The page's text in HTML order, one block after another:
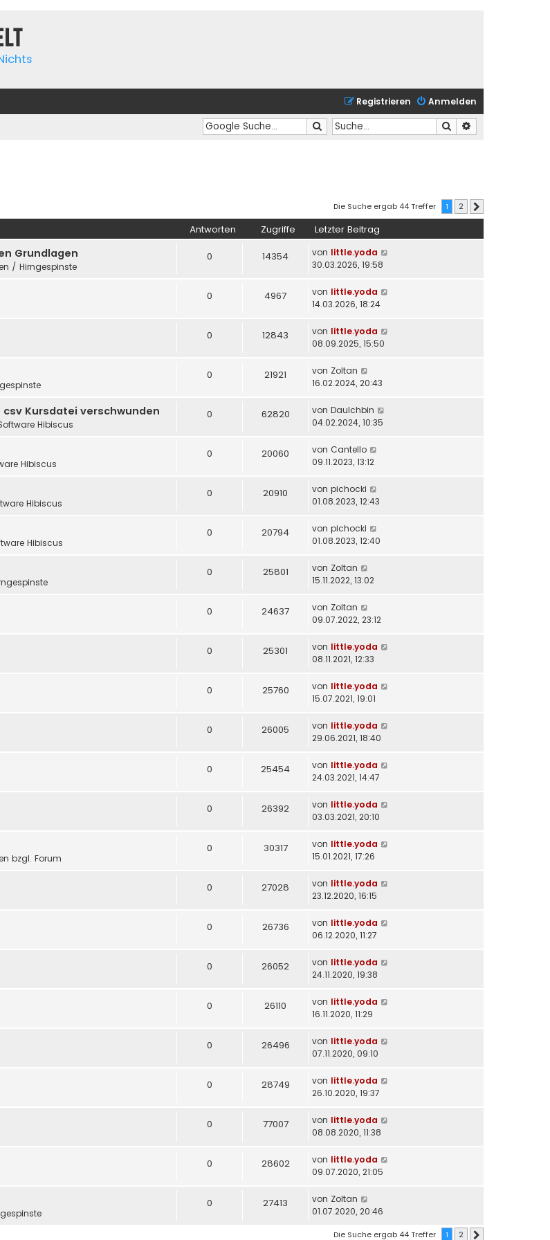
Anmelden
Registrieren
Suche
Suche
Die Suche ergab 44 Treffer 1 2
Antworten Zugriffe Letzter Beitrag
Grundlagen
/ Hirngespinste
0 14354 von little.yoda
30.03.2026, 19:58
0 4967 von little.yoda
14.03.2026, 18:24
0 12843 von little.yoda
08.09.2025, 15:50
0 21921 von Zoltan
16.02.2024, 20:43
Kursdatei verschwunden
Hibiscus
0 62820 von DauIchbin
04.02.2024, 10:35
Hibiscus
0 20060 von Cantello
09.11.2023, 13:12
Hibiscus
0 20910 von pichocki
01.08.2023, 12:43
Hibiscus
0 20794 von pichocki
01.08.2023, 12:40
0 25801 von Zoltan
15.11.2022, 13:02
0 24637 von Zoltan
09.07.2022, 23:12
0 25301 von little.yoda
08.11.2021, 12:33
0 25760 von little.yoda
15.07.2021, 19:01
0 26005 von little.yoda
29.06.2021, 18:40
0 25454 von little.yoda
24.03.2021, 14:47
0 26392 von little.yoda
03.03.2021, 20:10
bzgl. Forum
0 30317 von little.yoda
15.01.2021, 17:26
0 27028 von little.yoda
23.12.2020, 16:15
0 26736 von little.yoda
06.12.2020, 11:27
0 26052 von little.yoda
24.11.2020, 19:38
0 26110 von little.yoda
16.11.2020, 11:29
0 26496 von little.yoda
07.11.2020, 09:10
0 28749 von little.yoda
26.10.2020, 19:37
0 77007 von little.yoda
08.08.2020, 11:38
0 28602 von little.yoda
09.07.2020, 21:05
0 27413 von Zoltan
01.07.2020, 20:46
Die Suche ergab 44 Treffer 1 2